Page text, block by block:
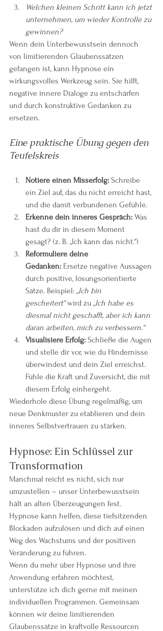
Welchen kleinen Schritt kann ich jetzt
unternehmen, um wieder Kontrolle zu
gewinnen?
Wenn dein Unterbewusstsein dennoch
von limitierenden Glaubenssätzen
gefangen ist, kann Hypnose ein
wirkungsvolles Werkzeug sein. Sie hilft,
negative innere Dialoge zu entschärfen
und durch konstruktive Gedanken zu
ersetzen.
Eine praktische Übung gegen den
Teufelskreis
Notiere einen Misserfolg: Schreibe
ein Ziel auf, das du nicht erreicht hast,
und die damit verbundenen Gefühle.
Erkenne dein inneres Gespräch: Was
hast du dir in diesem Moment
gesagt? (z. B. „Ich kann das nicht.“)
Reformuliere deine
Gedanken: Ersetze negative Aussagen
durch positive, lösungsorientierte
Sätze. Beispiel: „Ich bin
gescheitert“ wird zu „Ich habe es
diesmal nicht geschafft, aber ich kann
daran arbeiten, mich zu verbessern.“
Visualisiere Erfolg: Schließe die Augen
und stelle dir vor, wie du Hindernisse
überwindest und dein Ziel erreichst.
Fühle die Kraft und Zuversicht, die mit
diesem Erfolg einhergeht.
Wiederhole diese Übung regelmäßig, um
neue Denkmuster zu etablieren und dein
inneres Selbstvertrauen zu stärken.
Hypnose: Ein Schlüssel zur
Transformation
Manchmal reicht es nicht, sich nur
umzustellen – unser Unterbewusstsein
hält an alten Überzeugungen fest.
Hypnose kann helfen, diese tiefsitzenden
Blockaden aufzulösen und dich auf einen
Weg des Wachstums und der positiven
Veränderung zu führen.
Wenn du mehr über Hypnose und ihre
Anwendung erfahren möchtest,
unterstütze ich dich gerne mit meinen
individuellen Programmen. Gemeinsam
können wir deine limitierenden
Glaubenssätze in kraftvolle Ressourcen